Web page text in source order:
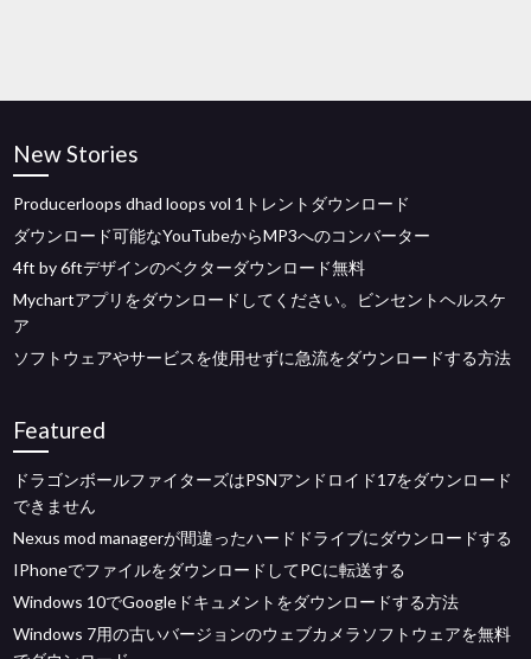
New Stories
Producerloops dhad loops vol 1トレントダウンロード
ダウンロード可能なYouTubeからMP3へのコンバーター
4ft by 6ftデザインのベクターダウンロード無料
Mychartアプリをダウンロードしてください。ビンセントヘルスケ
ア
ソフトウェアやサービスを使用せずに急流をダウンロードする方法
Featured
ドラゴンボールファイターズはPSNアンドロイド17をダウンロード
できません
Nexus mod managerが間違ったハードドライブにダウンロードする
IPhoneでファイルをダウンロードしてPCに転送する
Windows 10でGoogleドキュメントをダウンロードする方法
Windows 7用の古いバージョンのウェブカメラソフトウェアを無料